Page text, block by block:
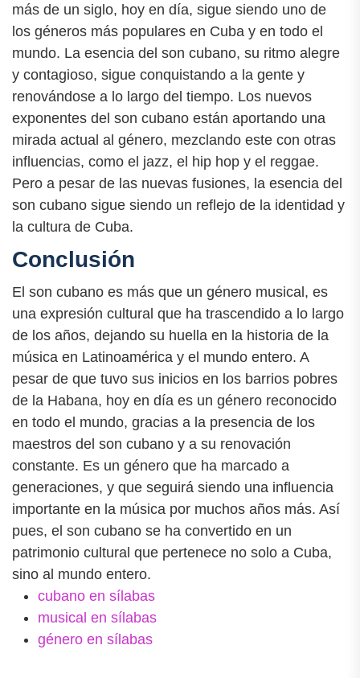
más de un siglo, hoy en día, sigue siendo uno de
los géneros más populares en Cuba y en todo el
mundo. La esencia del son cubano, su ritmo alegre
y contagioso, sigue conquistando a la gente y
renovándose a lo largo del tiempo. Los nuevos
exponentes del son cubano están aportando una
mirada actual al género, mezclando este con otras
influencias, como el jazz, el hip hop y el reggae.
Pero a pesar de las nuevas fusiones, la esencia del
son cubano sigue siendo un reflejo de la identidad y
la cultura de Cuba.
Conclusión
El son cubano es más que un género musical, es
una expresión cultural que ha trascendido a lo largo
de los años, dejando su huella en la historia de la
música en Latinoamérica y el mundo entero. A
pesar de que tuvo sus inicios en los barrios pobres
de la Habana, hoy en día es un género reconocido
en todo el mundo, gracias a la presencia de los
maestros del son cubano y a su renovación
constante. Es un género que ha marcado a
generaciones, y que seguirá siendo una influencia
importante en la música por muchos años más. Así
pues, el son cubano se ha convertido en un
patrimonio cultural que pertenece no solo a Cuba,
sino al mundo entero.
cubano en sílabas
musical en sílabas
género en sílabas